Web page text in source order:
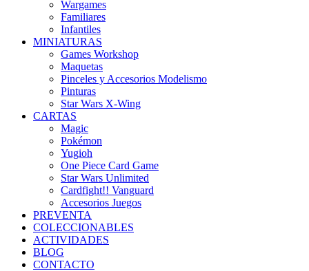
Wargames
Familiares
Infantiles
MINIATURAS
Games Workshop
Maquetas
Pinceles y Accesorios Modelismo
Pinturas
Star Wars X-Wing
CARTAS
Magic
Pokémon
Yugioh
One Piece Card Game
Star Wars Unlimited
Cardfight!! Vanguard
Accesorios Juegos
PREVENTA
COLECCIONABLES
ACTIVIDADES
BLOG
CONTACTO